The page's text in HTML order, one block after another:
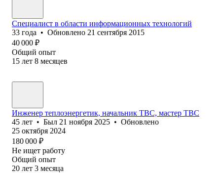
Специалист в области информационных технологий
33 года • Обновлено 21 сентября 2015
40 000 ₽
Общий опыт
15 лет 8 месяцев
Инженер теплоэнергетик, начальник ТВС, мастер ТВС
45 лет • Был 21 ноября 2025 • Обновлено
25 октября 2024
180 000 ₽
Не ищет работу
Общий опыт
20 лет 3 месяца